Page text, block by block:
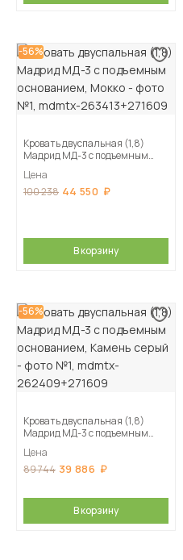
-56%
Кровать двуспальная (1,8)
Мадрид МД-3 с подъемным
Цена
100 238 44 550
В корзину
-56%
Кровать двуспальная (1,8)
Мадрид МД-3 с подъемным
Цена
89 744 39 886
В корзину